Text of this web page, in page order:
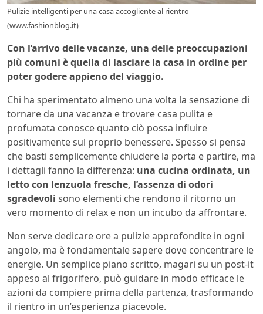
Pulizie intelligenti per una casa accogliente al rientro
(www.fashionblog.it)
Con l’arrivo delle vacanze, una delle preoccupazioni
più comuni è quella di lasciare la casa in ordine per
poter godere appieno del viaggio.
Chi ha sperimentato almeno una volta la sensazione di
tornare da una vacanza e trovare casa pulita e
profumata conosce quanto ciò possa influire
positivamente sul proprio benessere. Spesso si pensa
che basti semplicemente chiudere la porta e partire, ma
i dettagli fanno la differenza: una cucina ordinata, un
letto con lenzuola fresche, l’assenza di odori
sgradevoli sono elementi che rendono il ritorno un
vero momento di relax e non un incubo da affrontare.
Non serve dedicare ore a pulizie approfondite in ogni
angolo, ma è fondamentale sapere dove concentrare le
energie. Un semplice piano scritto, magari su un post-it
appeso al frigorifero, può guidare in modo efficace le
azioni da compiere prima della partenza, trasformando
il rientro in un’esperienza piacevole.